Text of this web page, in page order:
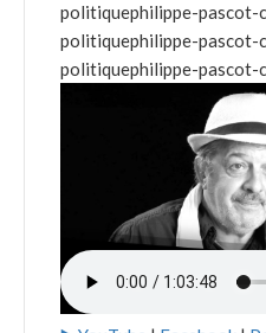
politiquephilippe-pascot-
politiquephilippe-pascot-
politiquephilippe-